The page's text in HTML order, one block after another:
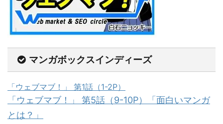
マンガボックスインディーズ
「ウェブマブ！」 第1話（1-2P）
「ウェブマブ！」 第5話（9-10P）「面白いマンガ
とは？」